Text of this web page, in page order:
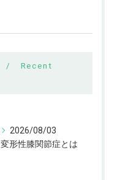
Recent
2026/08/03
変形性膝関節症とは